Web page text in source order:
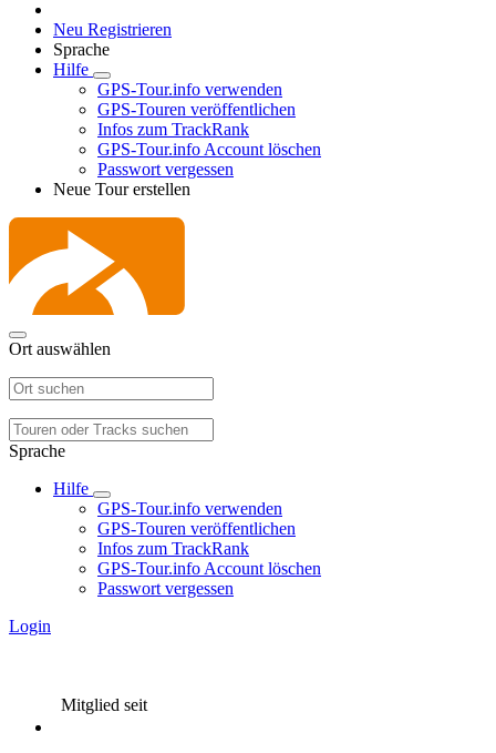
Neu Registrieren
Sprache
Hilfe
GPS-Tour.info verwenden
GPS-Touren veröffentlichen
Infos zum TrackRank
GPS-Tour.info Account löschen
Passwort vergessen
Neue Tour erstellen
Ort auswählen
Sprache
Hilfe
GPS-Tour.info verwenden
GPS-Touren veröffentlichen
Infos zum TrackRank
GPS-Tour.info Account löschen
Passwort vergessen
Login
Mitglied seit